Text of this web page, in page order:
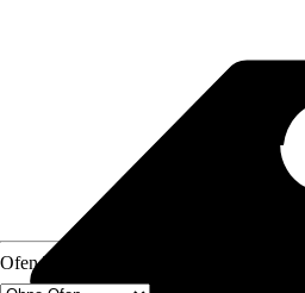
Ofen Typ